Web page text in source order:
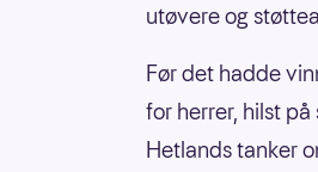
utøvere og
Før det hadde
for herrer, hilst
Hetlands tanker